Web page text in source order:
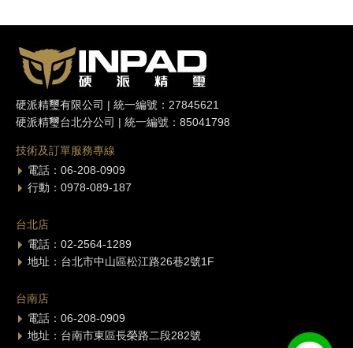
硬派精璽有限公司 | 統一編號：27845621
硬派精璽台北分公司 | 統一編號：85041798
技術及訂單服務專線
電話：06-208-0909
行動：0978-089-187
台北店
電話：02-2564-1289
地址：台北市中山區松江路26巷2號1F
台南店
電話：06-208-0909
地址：台南市東區長榮路二段282號